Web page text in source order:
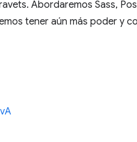
Abordaremos Sass,
tener aún más poder y